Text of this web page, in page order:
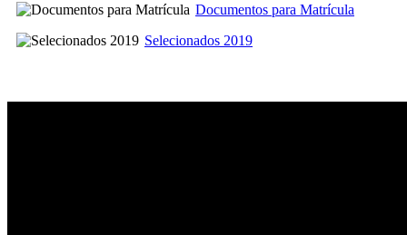
Documentos para Matrícula
Selecionados 2019